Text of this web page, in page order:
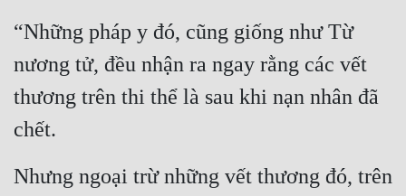
“Những pháp y đó, cũng giống như Từ
nương tử, đều nhận ra ngay rằng các vết
thương trên thi thể là sau khi nạn nhân đã
chết.
Nhưng ngoại trừ những vết thương đó, trên